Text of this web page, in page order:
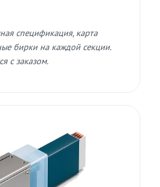
спецификация, карта
бирки на каждой секции.
с заказом.